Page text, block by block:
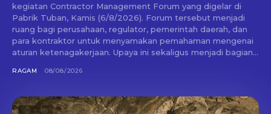
kegiatan Contractor Management Forum yang digelar di
Pabrik Tuban, Kamis (6/8/2026). Forum tersebut menjadi
ruang bagi perusahaan, regulator, pemerintah daerah, dan
para kontraktor untuk menyamakan pemahaman mengenai
aturan ketenagakerjaan. Upaya ini sekaligus menjadi bagian...
RAGAM 08/08/2026